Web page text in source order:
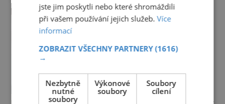
I psí senior správnou péčí omládne
U čtyřnohých mazlíčků je to stejné
léta znát hned na první pohled, u
jiného dlouho nic nezaznamenáte.
všímat, aby vám neunikly důležité
signály, že něco není v pořádku. Včasná
péče mu může prodloužit i zkvalitnit
vůbec, proto je pro její zdraví a pěkný
vzhled nutná odpovídající péče. Bez
péče to nejde Rty se neliší jen barvou,
jste jim poskytli nebo které shromáždili
při vašem používání jejich služeb.Více
informací
ZOBRAZIT VŠECHNY PARTNERY(1616)
→
Nezbytně
nutné
soubory
Výkonové
soubory
Soubory
cílení